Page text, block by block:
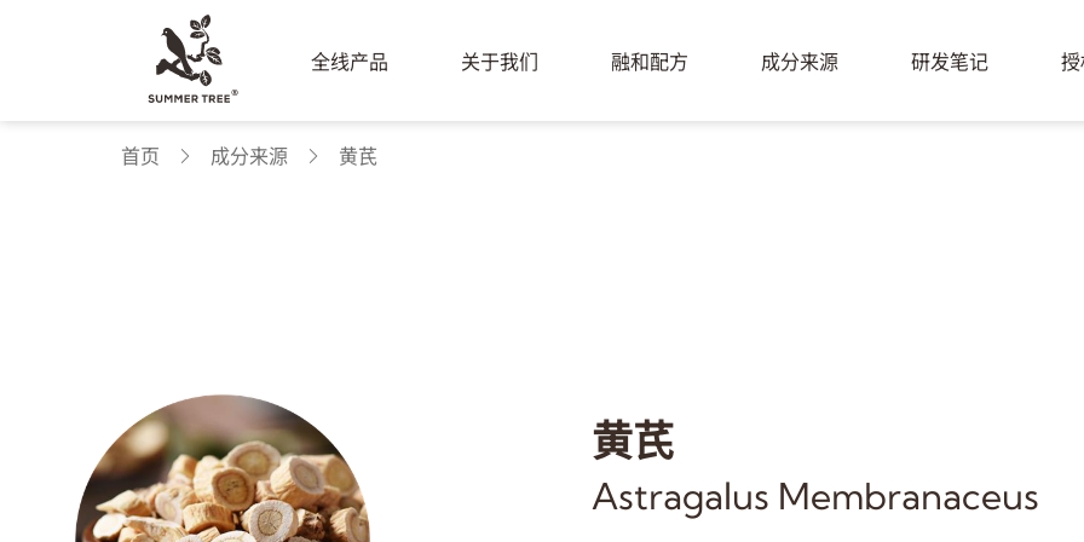
全线产品 关于我们 融和配方 成分来源 研发笔记
首页 成分来源 黄芪
黄芪
Astragalus Membranaceus